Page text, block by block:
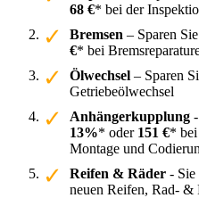
68 €* bei der
Bremsen – Sparen
€* bei
Ölwechsel – Sparen
Getriebeölwechsel
Anhängerkupplung
13%* oder 151 €*
Montage und
Reifen & Räder - Sie
neuen Reifen, Rad- &